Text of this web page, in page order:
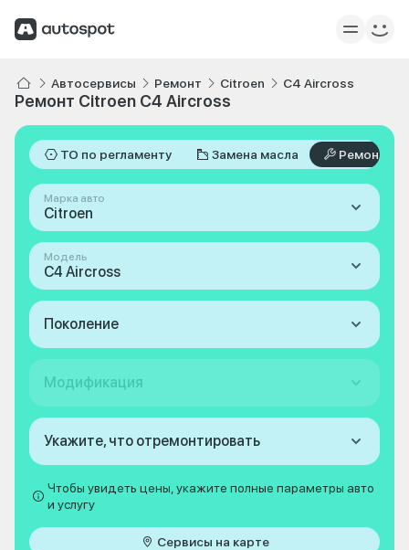
Автосервисы Ремонт Citroen C4 Aircross
Ремонт Citroen C4 Aircross
ТО по регламенту Замена масла Ремонт
Марка авто
Citroen
Модель
C4 Aircross
Поколение
Модификация
Укажите, что отремонтировать
Чтобы увидеть цены, укажите полные параметры авто
и услугу
Сервисы на карте